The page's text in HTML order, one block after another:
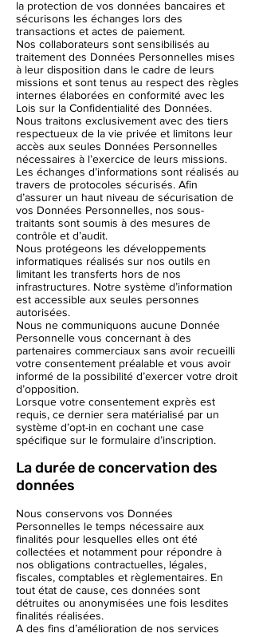
la protection de vos données bancaires et
sécurisons les échanges lors des
transactions et actes de paiement.
Nos collaborateurs sont sensibilisés au
traitement des Données Personnelles mises
à leur disposition dans le cadre de leurs
missions et sont tenus au respect des règles
internes élaborées en conformité avec les
Lois sur la Confidentialité des Données.
Nous traitons exclusivement avec des tiers
respectueux de la vie privée et limitons leur
accès aux seules Données Personnelles
nécessaires à l’exercice de leurs missions.
Les échanges d’informations sont réalisés au
travers de protocoles sécurisés. Afin
d’assurer un haut niveau de sécurisation de
vos Données Personnelles, nos sous-
traitants sont soumis à des mesures de
contrôle et d’audit.
Nous protégeons les développements
informatiques réalisés sur nos outils en
limitant les transferts hors de nos
infrastructures. Notre système d’information
est accessible aux seules personnes
autorisées.
Nous ne communiquons aucune Donnée
Personnelle vous concernant à des
partenaires commerciaux sans avoir recueilli
votre consentement préalable et vous avoir
informé de la possibilité d’exercer votre droit
d’opposition.
Lorsque votre consentement exprès est
requis, ce dernier sera matérialisé par un
système d’opt-in en cochant une case
spécifique sur le formulaire d’inscription.
La durée de concervation des
données
Nous conservons vos Données
Personnelles le temps nécessaire aux
finalités pour lesquelles elles ont été
collectées et notamment pour répondre à
nos obligations contractuelles, légales,
fiscales, comptables et règlementaires. En
tout état de cause, ces données sont
détruites ou anonymisées une fois lesdites
finalités réalisées.
A des fins d’amélioration de nos services